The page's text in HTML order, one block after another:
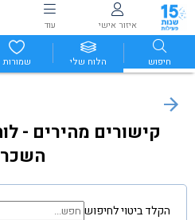
איזור אישי עוד
חיפוש הלוח שלי שמורות
קישורים מהירים -
הקלד ביטוי לחיפוש